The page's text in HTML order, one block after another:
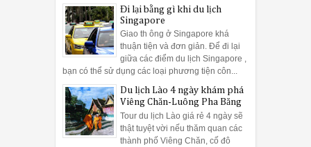
Đi lại bằng gì khi du lịch
Singapore
Giao th ông ở Singapore khá
thuận tiện và đơn giản. Để đi lại
giữa các điểm du lịch Singapore ,
bạn có thể sử dụng các loại phương tiện côn...
Du lịch Lào 4 ngày khám phá
Viêng Chăn-Luông Pha Băng
Tour du lịch Lào giá rẻ 4 ngày sẽ
thật tuyệt vời nếu thăm quan các
thành phố Viêng Chăn, cố đô